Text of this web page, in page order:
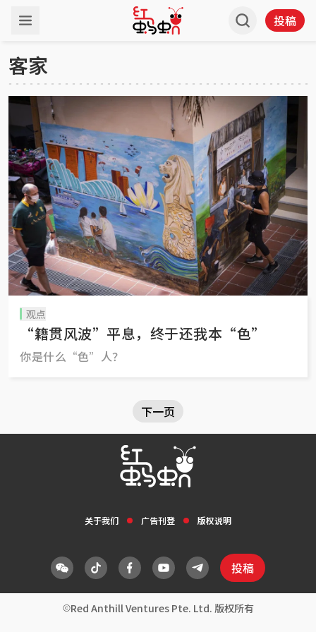
投稿
客家
观点
“籍贯风波”平息，终于还我本“色”
你是什么“色”人？
下一页
关于我们 广告刊登 版权说明
投稿
Red Anthill Ventures Pte. Ltd. 版权所有